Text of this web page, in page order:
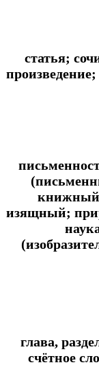
статья;
изящный;
глава,
счётное